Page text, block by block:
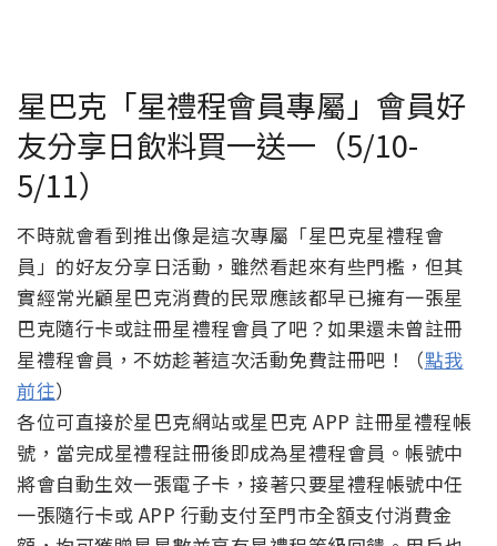
星巴克「星禮程會員專屬」會員好
友分享日飲料買一送一（5/10-
5/11）
不時就會看到推出像是這次專屬「星巴克星禮程會
員」的好友分享日活動，雖然看起來有些門檻，但其
實經常光顧星巴克消費的民眾應該都早已擁有一張星
巴克隨行卡或註冊星禮程會員了吧？如果還未曾註冊
星禮程會員，不妨趁著這次活動免費註冊吧！（點我
前往）
各位可直接於星巴克網站或星巴克 APP 註冊星禮程帳
號，當完成星禮程註冊後即成為星禮程會員。帳號中
將會自動生效一張電子卡，接著只要星禮程帳號中任
一張隨行卡或 APP 行動支付至門市全額支付消費金